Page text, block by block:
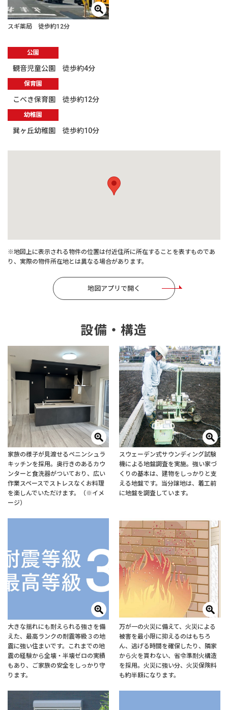
スギ薬局 徒歩約12分
公園
観音児童公園 徒歩約4分
保育園
こべき保育園 徒歩約12分
幼稚園
巽ヶ丘幼稚園 徒歩約10分
※地図上に表示される物件の位置は付近住所に所在することを表すものであ
り、実際の物件所在地とは異なる場合があります。
地図アプリで開く
設備・構造
家族の様子が見渡せるペニンシュラ
キッチンを採用。奥行きのあるカウ
ンターと食洗器がついており、広い
作業スペースでストレスなくお料理
を楽しんでいただけます。（※イメ
ージ）
スウェーデン式サウンディング試験
機による地盤調査を実施。強い家づ
くりの基本は、建物をしっかりと支
える地盤です。当分譲地は、着工前
に地盤を調査しています。
大きな揺れにも耐えられる強さを備
えた、最高ランクの耐震等級３の地
震に強い住まいです。これまでの地
震の経験から全壊・半壊ゼロの実績
もあり、ご家族の安全をしっかり守
ります。
万が一の火災に備えて、火災による
被害を最小限に抑えるのはもちろ
ん、逃げる時間を確保したり、隣家
から火を貰わない、省令準耐火構造
を採用。火災に強い分、火災保険料
も約半額になります。